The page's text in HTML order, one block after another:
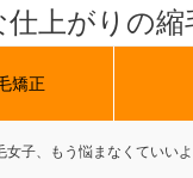
上がりの
矯正
女子、もう悩まなくていい